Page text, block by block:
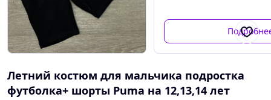
Летний костюм для мальчика подростка
футболка+ шорты Puma на 12,13,14 лет